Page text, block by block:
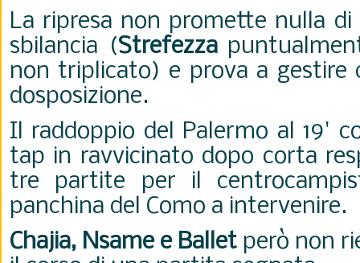
La ripresa non promette nulla di
sbilancia (Strefezza
non triplicato) e prova a gestire
dosposizione.
Il raddoppio del Palermo al 19'
tap in ravvicinato dopo corta
tre partite per il
panchina del Como a intervenire.
Chajia, Nsame e Ballet però non